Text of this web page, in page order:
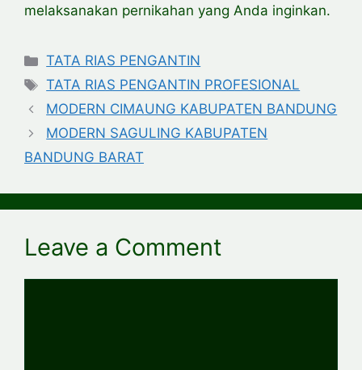
melaksanakan pernikahan yang Anda inginkan.
Categories
TATA RIAS PENGANTIN
Tags
TATA RIAS PENGANTIN PROFESIONAL
MODERN CIMAUNG KABUPATEN BANDUNG
MODERN SAGULING KABUPATEN
BANDUNG BARAT
Leave a Comment